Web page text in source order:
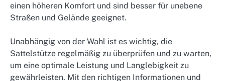
einen höheren Komfort und sind besser für unebene
Straßen und Gelände geeignet.
Unabhängig von der Wahl ist es wichtig, die
Sattelstütze regelmäßig zu überprüfen und zu warten,
um eine optimale Leistung und Langlebigkeit zu
gewährleisten. Mit den richtigen Informationen und